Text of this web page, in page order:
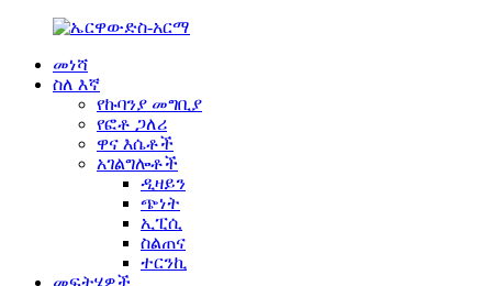
መነሻ
ስለ እኛ
የኩባንያ መግቢያ
የፎቶ ጋለሪ
ዋና እሴቶች
አገልግሎቶች
ዲዛይን
ጭነት
ኢፒሲ
ስልጠና
ተርንኪ
መፍትሄዎች